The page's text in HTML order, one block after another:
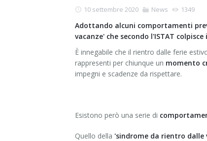
10 settembre 2020 News 1349
Adottando alcuni comportamenti
vacanze' che secondo l'ISTAT
È innegabile che il rientro dalle ferie
rappresenti per chiunque un momento
impegni e scadenze da rispettare.
Esistono però una serie di
Quello della 'sindrome da rientro dalle